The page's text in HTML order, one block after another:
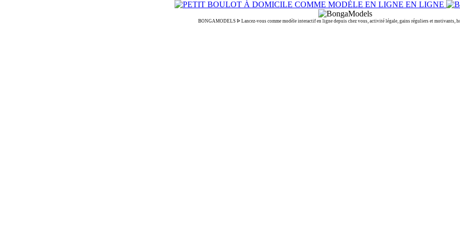
BONGAMODELS ᐉ Lancez-vous comme modèle interactif en ligne depuis chez vous, activité légale, gains réguliers et motivants,